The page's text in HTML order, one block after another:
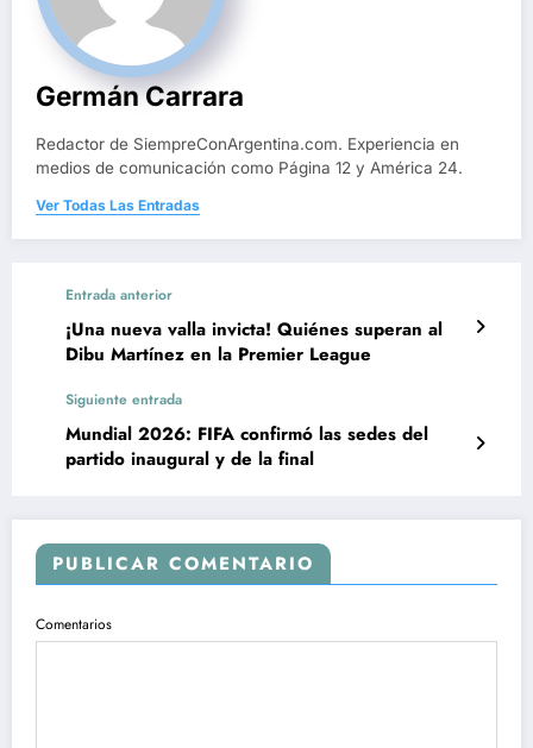
Germán Carrara
Redactor de SiempreConArgentina.com. Experiencia en
medios de comunicación como Página 12 y América 24.
Ver Todas Las Entradas
Entrada anterior
¡Una nueva valla invicta! Quiénes superan al
Dibu Martínez en la Premier League
Siguiente entrada
Mundial 2026: FIFA confirmó las sedes del
partido inaugural y de la final
PUBLICAR COMENTARIO
Comentarios